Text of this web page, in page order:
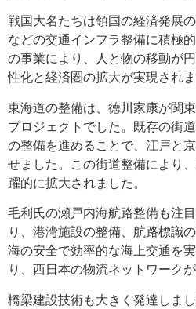
戦国大名たちは領国の経済発展
などの交通インフラ整備に積極
の事業により、人と物の移動が
性化と経済圏の拡大が実現されま
東海道の整備は、徳川家康が関
プロジェクトでした。既存の街
の整備を進めることで、江戸と
せました。この街道整備により
躍的に拡大されました。
毛利氏の瀬戸内海航路整備も注
り、港湾施設の整備、航路標識
海の安全で効率的な海上交通を
り、西日本の物流ネットワーク
橋梁建設技術も大きく発達しま